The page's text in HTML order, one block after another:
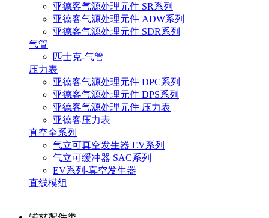
亚德客气源处理元件 SR系列
亚德客气源处理元件 ADW系列
亚德客气源处理元件 SDR系列
气管
匹士克-气管
压力表
亚德客气源处理元件 DPC系列
亚德客气源处理元件 DPS系列
亚德客气源处理元件 压力表
亚德客压力表
真空全系列
气立可真空发生器 EV系列
气立可缓冲器 SAC系列
EV系列-真空发生器
直线模组